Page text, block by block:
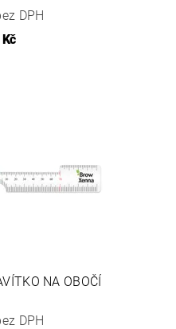
DPH
NA OBOČÍ
DPH